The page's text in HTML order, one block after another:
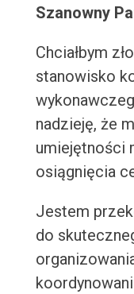
Szanowny
Chciałbym
stanowisko
nadzieję, że
umiejętności
osiągnięcia
Jestem
do